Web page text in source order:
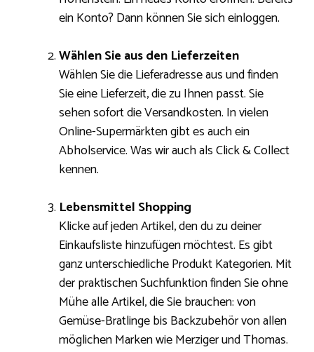
ein Konto? Dann können Sie sich einloggen.
Wählen Sie aus den Lieferzeiten
Wählen Sie die Lieferadresse aus und finden
Sie eine Lieferzeit, die zu Ihnen passt. Sie
sehen sofort die Versandkosten. In vielen
Online-Supermärkten gibt es auch ein
Abholservice. Was wir auch als Click & Collect
kennen.
Lebensmittel Shopping
Klicke auf jeden Artikel, den du zu deiner
Einkaufsliste hinzufügen möchtest. Es gibt
ganz unterschiedliche Produkt Kategorien. Mit
der praktischen Suchfunktion finden Sie ohne
Mühe alle Artikel, die Sie brauchen: von
Gemüse-Bratlinge bis Backzubehör von allen
möglichen Marken wie Merziger und Thomas.